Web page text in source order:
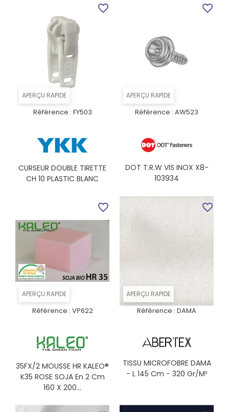
APERÇU RAPIDE
Référence : FY503
CURSEUR DOUBLE TIRETTE
CH 10 PLASTIC BLANC
favorite_border
APERÇU RAPIDE
Référence : AW523
DOT T.R.W VIS INOX X8-
103934
favorite_border
APERÇU RAPIDE
Référence : VP622
35FX/2 MOUSSE HR KALEO®
K35 ROSE SOJA En 2 Cm
160 X 200...
favorite_border
APERÇU RAPIDE
Référence : DAMA
TISSU MICROFOBRE DAMA
- L 145 Cm - 320 Gr/m²
favorite_border